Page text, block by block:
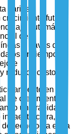
varias
futuro.
automático
de
a través del
en tiempo
costos.
en
de crecimiento
una rápida
tecnología en la